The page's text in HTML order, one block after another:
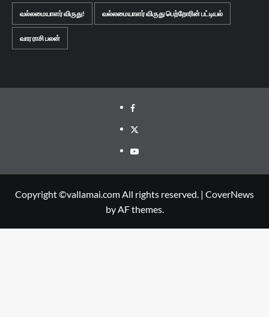
வல்லமையாளர் விருது! வல்லமையாளர் விருது பெற்றோரின் பட்டியல்
வார ராசி பலன்
Facebook
Twitter
Youtube
Copyright ©vallamai.com All rights reserved. | CoverNews
by AF themes.